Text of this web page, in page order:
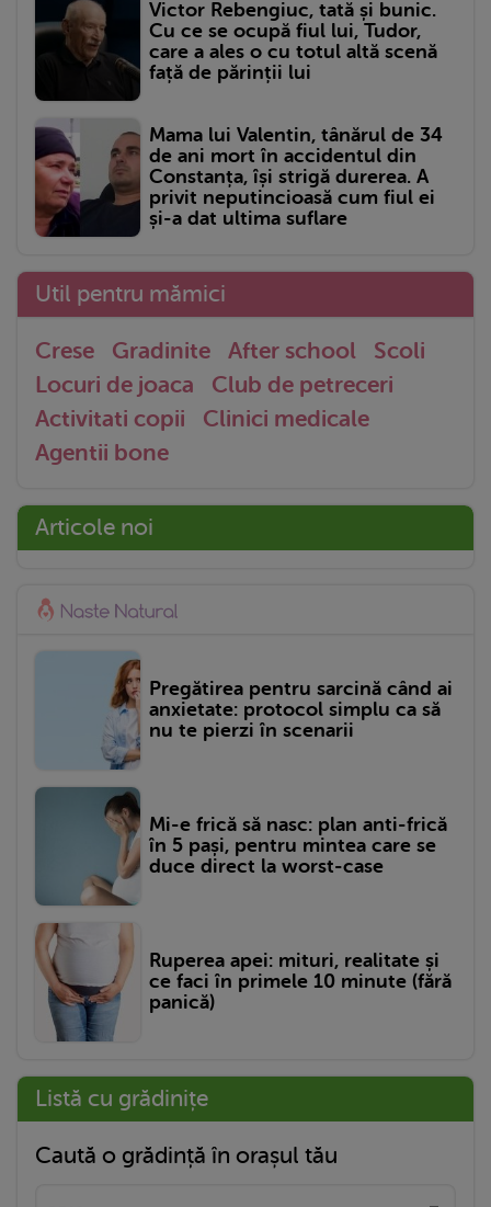
Victor Rebengiuc, tată și bunic.
Cu ce se ocupă fiul lui, Tudor,
care a ales o cu totul altă scenă
față de părinții lui
Mama lui Valentin, tânărul de 34
de ani mort în accidentul din
Constanța, își strigă durerea. A
privit neputincioasă cum fiul ei
și-a dat ultima suflare
Util pentru mămici
Crese Gradinite After school
Scoli
Locuri de joaca
Club de petreceri
Activitati copii
Clinici medicale
Agentii bone
Articole noi
Pregătirea pentru sarcină când ai
anxietate: protocol simplu ca să
nu te pierzi în scenarii
Mi-e frică să nasc: plan anti-frică
în 5 pași, pentru mintea care se
duce direct la worst-case
Ruperea apei: mituri, realitate și
ce faci în primele 10 minute (fără
panică)
Listă cu grădinițe
Caută o grădință în orașul tău